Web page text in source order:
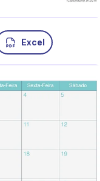
Excel